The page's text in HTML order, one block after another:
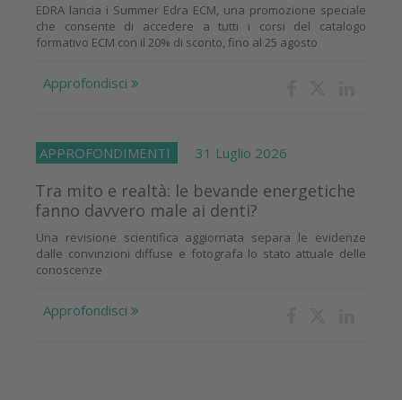
EDRA lancia i Summer Edra ECM, una promozione speciale
che consente di accedere a tutti i corsi del catalogo
formativo ECM con il 20% di sconto, fino al 25 agosto
Approfondisci
APPROFONDIMENTI 31 Luglio 2026
Tra mito e realtà: le bevande energetiche
fanno davvero male ai denti?
Una revisione scientifica aggiornata separa le evidenze
dalle convinzioni diffuse e fotografa lo stato attuale delle
conoscenze
Approfondisci